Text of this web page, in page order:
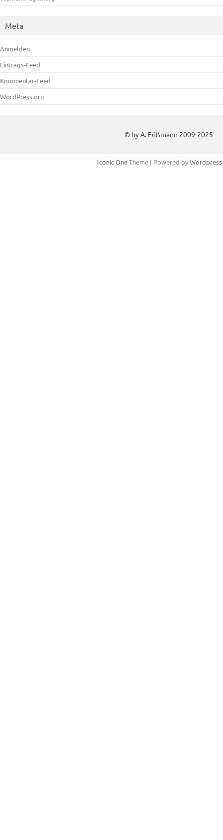
Meta
Anmelden
Eintrags-Feed
Kommentar-Feed
WordPress.org
© by A. Füßmann 2009-2025
Iconic OneTheme | Powered byWordpress